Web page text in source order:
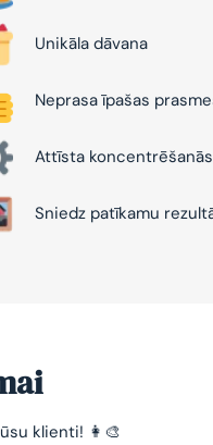
Unikāla dāvana
Neprasa īpašas
Attīsta
Sniedz patīkamu
klienti! 👩‍🎨
-10%